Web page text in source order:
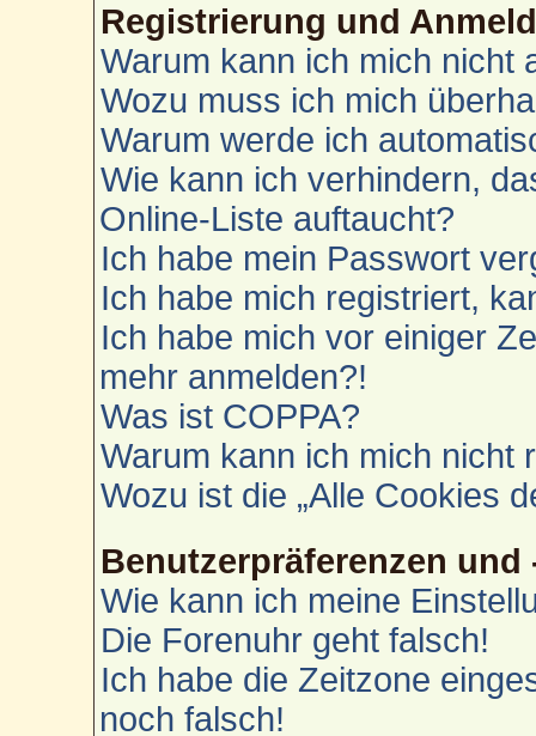
Registrierung und
Warum kann ich mich nicht
Wozu muss ich mich
Warum werde ich
Wie kann ich verhindern,
Online-Liste auftaucht?
Ich habe mein Passwort
Ich habe mich registriert,
Ich habe mich vor einiger
mehr anmelden?!
Was ist COPPA?
Warum kann ich mich nicht
Wozu ist die „Alle Cookies
Benutzerpräferenzen
Wie kann ich meine
Die Forenuhr geht falsch!
Ich habe die Zeitzone
noch falsch!